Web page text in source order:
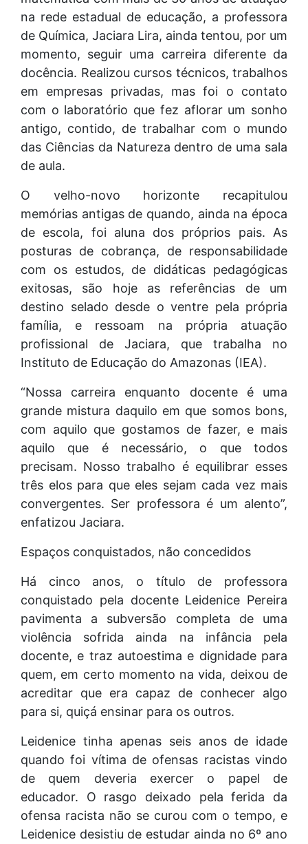
na rede estadual de educação, a professora
de Química, Jaciara Lira, ainda tentou, por um
momento, seguir uma carreira diferente da
docência. Realizou cursos técnicos, trabalhos
em empresas privadas, mas foi o contato
com o laboratório que fez aflorar um sonho
antigo, contido, de trabalhar com o mundo
das Ciências da Natureza dentro de uma sala
de aula.
O velho-novo horizonte recapitulou
memórias antigas de quando, ainda na época
de escola, foi aluna dos próprios pais. As
posturas de cobrança, de responsabilidade
com os estudos, de didáticas pedagógicas
exitosas, são hoje as referências de um
destino selado desde o ventre pela própria
família, e ressoam na própria atuação
profissional de Jaciara, que trabalha no
Instituto de Educação do Amazonas (IEA).
“Nossa carreira enquanto docente é uma
grande mistura daquilo em que somos bons,
com aquilo que gostamos de fazer, e mais
aquilo que é necessário, o que todos
precisam. Nosso trabalho é equilibrar esses
três elos para que eles sejam cada vez mais
convergentes. Ser professora é um alento”,
enfatizou Jaciara.
Espaços conquistados, não concedidos
Há cinco anos, o título de professora
conquistado pela docente Leidenice Pereira
pavimenta a subversão completa de uma
violência sofrida ainda na infância pela
docente, e traz autoestima e dignidade para
quem, em certo momento na vida, deixou de
acreditar que era capaz de conhecer algo
para si, quiçá ensinar para os outros.
Leidenice tinha apenas seis anos de idade
quando foi vítima de ofensas racistas vindo
de quem deveria exercer o papel de
educador. O rasgo deixado pela ferida da
ofensa racista não se curou com o tempo, e
Leidenice desistiu de estudar ainda no 6º ano